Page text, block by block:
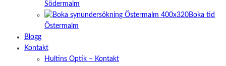
Södermalm
Boka tid
Östermalm
Blogg
Kontakt
Hultins Optik – Kontakt